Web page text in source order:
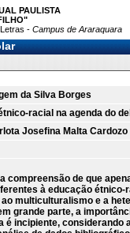
PAULISTA
- Campus de Araraquara
da Silva Borges
racial na agenda do
Josefina Malta
compreensão de que
à educação
multiculturalismo e a
grande parte, a
é incipiente,